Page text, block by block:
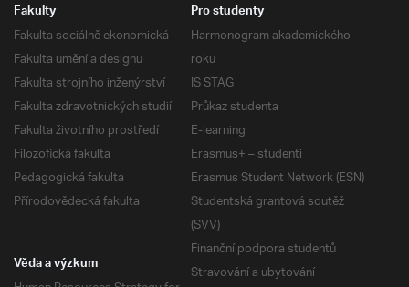
Fakulty
Fakulta sociálně ekonomická
Fakulta umění a designu
Fakulta strojního inženýrství
Fakulta zdravotnických studií
Fakulta životního prostředí
Filozofická fakulta
Pedagogická fakulta
Přírodovědecká fakulta
Pro studenty
Harmonogram akademického
roku
IS STAG
Průkaz studenta
E-learning
Erasmus+ – studenti
Erasmus Student Network (ESN)
Studentská grantová soutěž
(SVV)
Finanční podpora studentů
Stravování a ubytování
Věda a výzkum